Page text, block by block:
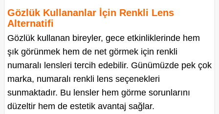
Gözlük Kullananlar İçin Renkli Lens
Alternatifi
Gözlük kullanan bireyler, gece etkinliklerinde hem
şık görünmek hem de net görmek için renkli
numaralı lensleri tercih edebilir. Günümüzde pek çok
marka, numaralı renkli lens seçenekleri
sunmaktadır. Bu lensler hem görme sorunlarını
düzeltir hem de estetik avantaj sağlar.